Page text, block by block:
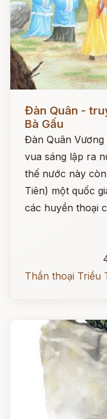
Đàn Quân -
Bà Gấu
Đàn Quân
vua sáng lập ra
thế nước này
Tiên) một quốc
các huyền thoại
Thần thoại Triều